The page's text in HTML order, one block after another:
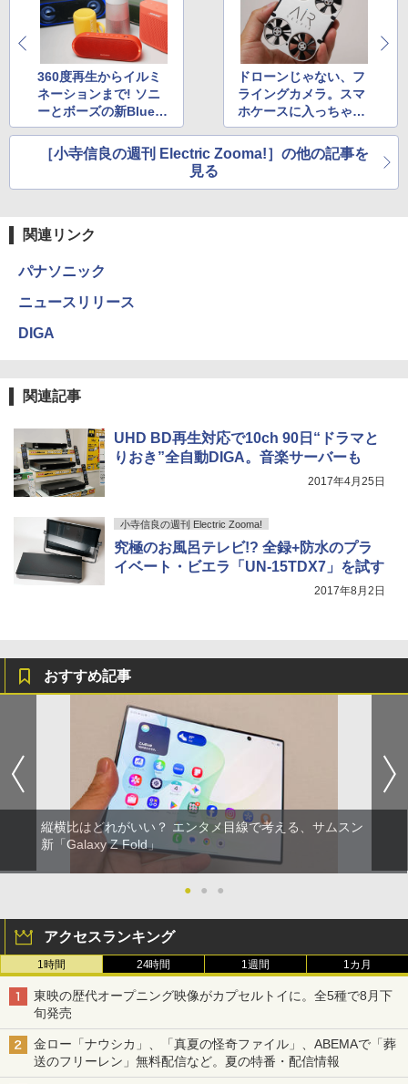
360度再生からイルミ
ネーションまで! ソニ
ーとボーズの新Blueto
othスピーカーを聴く
ドローンじゃない、フ
ライングカメラ。スマ
ホケースに入っちゃう
「AirSelfie」始動!
［小寺信良の週刊 Electric Zooma!］の他の記事を
見る
関連リンク
パナソニック
ニュースリリース
DIGA
関連記事
UHD BD再生対応で10ch 90日“ドラマと
りおき”全自動DIGA。音楽サーバーも
2017年4月25日
小寺信良の週刊 Electric Zooma!
究極のお風呂テレビ!? 全録+防水のプラ
イベート・ビエラ「UN-15TDX7」を試す
2017年8月2日
おすすめ記事
縦横比はどれがいい？ エンタメ目線で考える、サムスン
新「Galaxy Z Fold」
● ● ●
アクセスランキング
1時間 24時間 1週間 1カ月
東映の歴代オープニング映像がカプセルトイに。全5種で8月下
旬発売
金ロー「ナウシカ」、「真夏の怪奇ファイル」、ABEMAで「葬
送のフリーレン」無料配信など。夏の特番・配信情報